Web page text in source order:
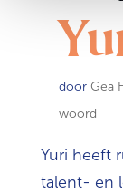
door Gea
woord
Yuri heeft
talent- en